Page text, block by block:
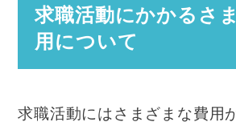
求職活動にかかるさ
用について
求職活動にはさまざまな費用